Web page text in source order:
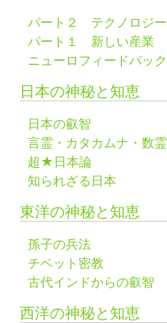
パート２ テクノロジー
パート１ 新しい産業
ニューロフィードバック
日本の神秘と知恵
日本の叡智
言霊・カタカムナ・数霊
超★日本論
知られざる日本
東洋の神秘と知恵
孫子の兵法
チベット密教
古代インドからの叡智
西洋の神秘と知恵